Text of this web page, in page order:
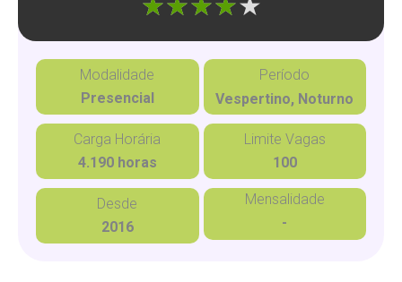
Modalidade
Presencial
Período
Vespertino, Noturno
Carga Horária
4.190 horas
Limite Vagas
100
Desde
2016
Mensalidade
-